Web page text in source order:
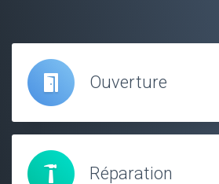
Ouverture
Réparation